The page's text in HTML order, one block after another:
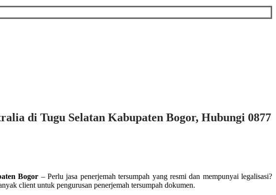
di Tugu Selatan Kabupaten Bogor, Hubungi 0877
Bogor – Perlu jasa penerjemah tersumpah yang resmi dan mempunyai legalisasi?
client untuk pengurusan penerjemah tersumpah dokumen.